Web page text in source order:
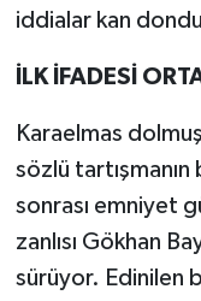
iddialar kan
İLK İFADESİ
Karaelmas
sözlü tartışmanın
sonrası emniyet
zanlısı Gökhan
sürüyor. Edinilen